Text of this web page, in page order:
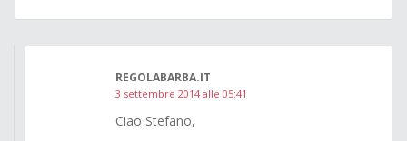
REGOLABARBA.IT
3 settembre 2014 alle 05:41
Ciao Stefano,